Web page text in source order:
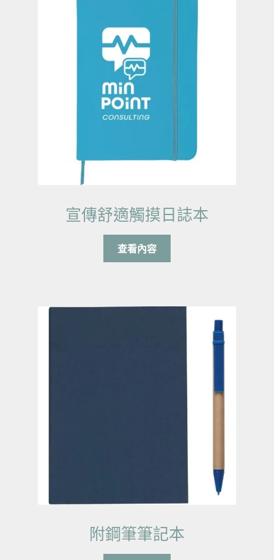
宣傳舒適觸摸日誌本
查看內容
附鋼筆筆記本